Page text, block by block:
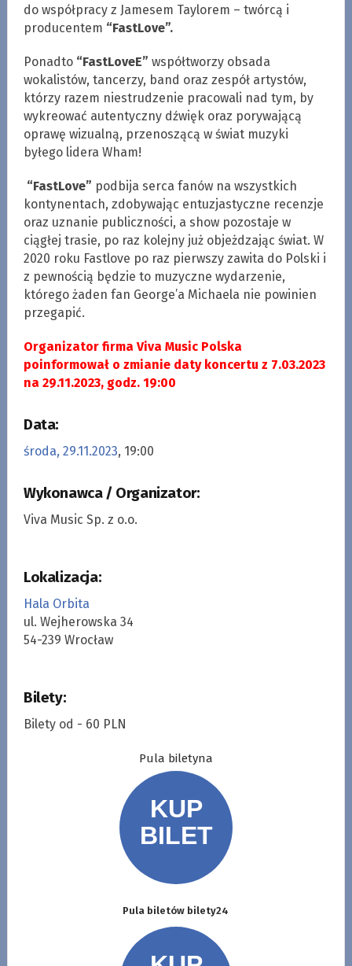
do współpracy z Jamesem Taylorem – twórcą i
producentem “FastLove”.
Ponadto “FastLoveE” współtworzy obsada
wokalistów, tancerzy, band oraz zespół artystów,
którzy razem niestrudzenie pracowali nad tym, by
wykreować autentyczny dźwięk oraz porywającą
oprawę wizualną, przenoszącą w świat muzyki
byłego lidera Wham!
“FastLove” podbija serca fanów na wszystkich
kontynentach, zdobywając entuzjastyczne recenzje
oraz uznanie publiczności, a show pozostaje w
ciągłej trasie, po raz kolejny już objeżdzając świat. W
2020 roku Fastlove po raz pierwszy zawita do Polski i
z pewnością będzie to muzyczne wydarzenie,
którego żaden fan George’a Michaela nie powinien
przegapić.
Organizator firma Viva Music Polska
poinformował o zmianie daty koncertu z 7.03.2023
na 29.11.2023, godz. 19:00
Data:
środa, 29.11.2023, 19:00
Wykonawca / Organizator:
Viva Music Sp. z o.o.
Lokalizacja:
Hala Orbita
ul. Wejherowska 34
54-239 Wrocław
Bilety:
Bilety od - 60 PLN
Pula biletyna
Pula biletów bilety24